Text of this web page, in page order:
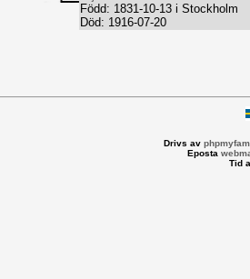
Född: 1831-10-13 i Stockholm
Död: 1916-07-20
Drivs av
Eposta
Tid